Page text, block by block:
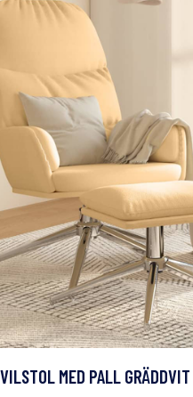
MED PALL